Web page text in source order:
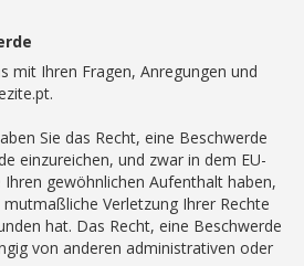
mit Ihren Fragen, Anregungen und
Sie das Recht, eine Beschwerde
einzureichen, und zwar in dem EU-
gewöhnlichen Aufenthalt haben,
Verletzung Ihrer Rechte
hat. Das Recht, eine Beschwerde
von anderen administrativen oder